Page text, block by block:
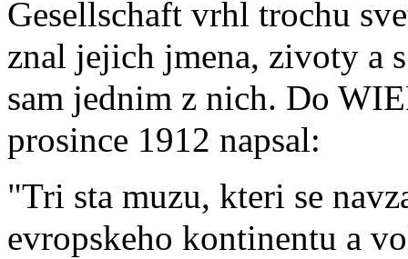
Gesellschaft vrhl trochu
znal jejich jmena, zivoty a
sam jednim z nich. Do
prosince 1912 napsal:
"Tri sta muzu, kteri se
evropskeho kontinentu a